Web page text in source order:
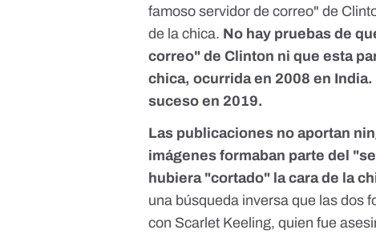
famoso servidor de correo" de
de la chica. No hay pruebas de
correo" de Clinton ni que esta
chica, ocurrida en 2008 en
suceso en 2019.
Las publicaciones no aportan
imágenes formaban parte del
hubiera "cortado" la cara de la
una búsqueda inversa que las dos
con Scarlet Keeling, quien fue